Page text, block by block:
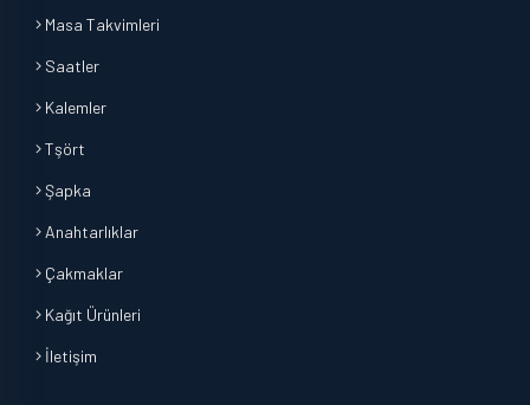
Masa Takvimleri
Saatler
Kalemler
Tşört
Şapka
Anahtarlıklar
Çakmaklar
Kağıt Ürünleri
İletişim